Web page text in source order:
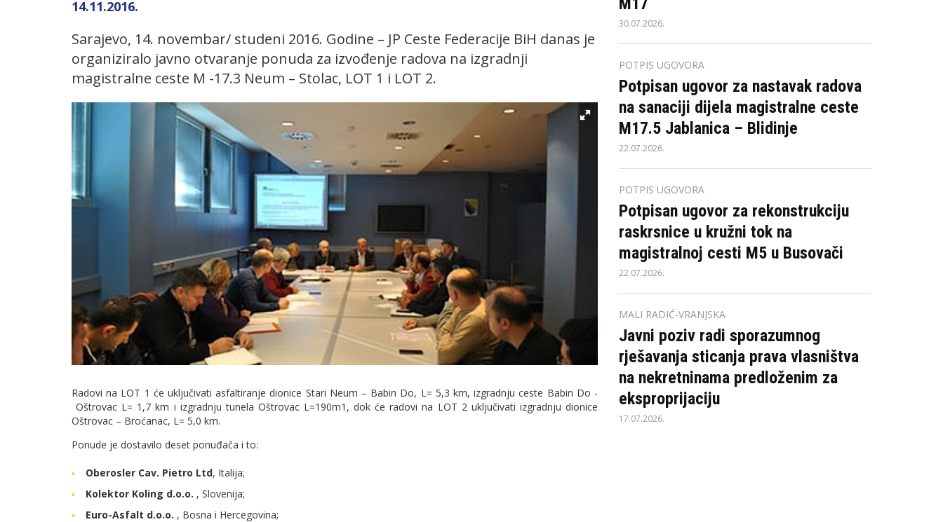
14.11.2016.
Sarajevo, 14. novembar/ studeni 2016. Godine – JP Ceste Federacije BiH danas je
organiziralo javno otvaranje ponuda za izvođenje radova na izgradnji
magistralne ceste M -17.3 Neum – Stolac, LOT 1 i LOT 2.
Radovi na LOT 1 će uključivati asfaltiranje dionice Stari Neum – Babin Do, L= 5,3 km, izgradnju ceste Babin Do -
Oštrovac L= 1,7 km i izgradnju tunela Oštrovac L=190m1, dok će radovi na LOT 2 uključivati izgradnju dionice
Oštrovac – Broćanac, L= 5,0 km.
Ponude je dostavilo deset ponuđača i to:
Oberosler Cav. Pietro Ltd, Italija;
Kolektor Koling d.o.o. , Slovenija;
Euro-Asfalt d.o.o. , Bosna i Hercegovina;
30.07.2026.
POTPIS UGOVORA
Potpisan ugovor za nastavak radova
na sanaciji dijela magistralne ceste
M17.5 Jablanica – Blidinje
22.07.2026.
POTPIS UGOVORA
Potpisan ugovor za rekonstrukciju
raskrsnice u kružni tok na
magistralnoj cesti M5 u Busovači
22.07.2026.
MALI RADIĆ-VRANJSKA
Javni poziv radi sporazumnog
rješavanja sticanja prava vlasništva
na nekretninama predloženim za
eksproprijaciju
17.07.2026.